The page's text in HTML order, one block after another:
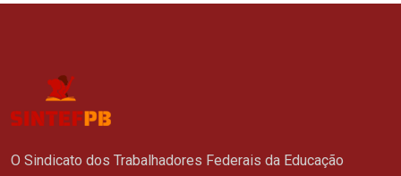
O Sindicato dos Trabalhadores Federais da Educação